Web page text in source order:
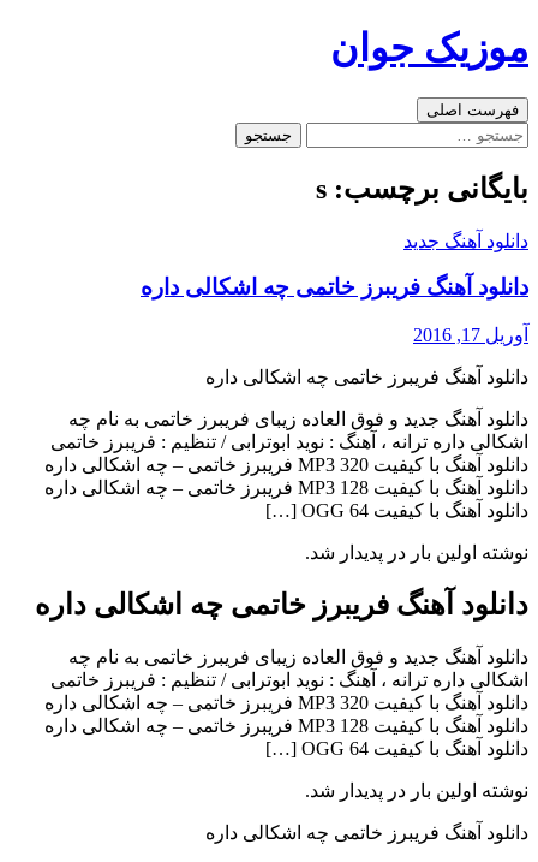
به
موزیک جوان
جست‌وجو
فهرست اصلی
جستجو
بایگانی برچسب: s
دانلود آهنگ جدید
دانلود آهنگ فریبرز خاتمی چه اشکالی داره
آوریل 17, 2016
دانلود آهنگ فریبرز خاتمی چه اشکالی داره
دانلود آهنگ جدید و فوق العاده زیبای فریبرز خاتمی به نام چه
اشکالی داره ترانه ، آهنگ : نوید ابوترابی / تنظیم : فریبرز خاتمی
دانلود آهنگ با کیفیت MP3 320 فریبرز خاتمی – چه اشکالی داره
دانلود آهنگ با کیفیت MP3 128 فریبرز خاتمی – چه اشکالی داره
دانلود آهنگ با کیفیت OGG 64 […]
نوشته اولین بار در پدیدار شد.
دانلود آهنگ فریبرز خاتمی چه اشکالی داره
دانلود آهنگ جدید و فوق العاده زیبای فریبرز خاتمی به نام چه
اشکالی داره ترانه ، آهنگ : نوید ابوترابی / تنظیم : فریبرز خاتمی
دانلود آهنگ با کیفیت MP3 320 فریبرز خاتمی – چه اشکالی داره
دانلود آهنگ با کیفیت MP3 128 فریبرز خاتمی – چه اشکالی داره
دانلود آهنگ با کیفیت OGG 64 […]
نوشته اولین بار در پدیدار شد.
دانلود آهنگ فریبرز خاتمی چه اشکالی داره